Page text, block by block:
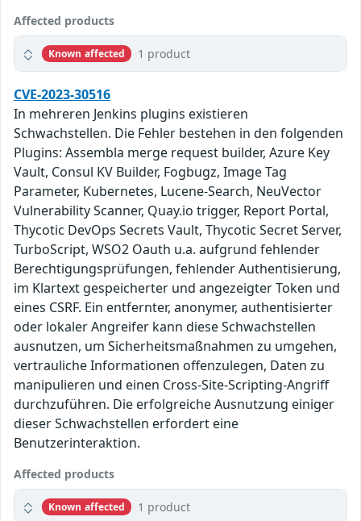
Affected products
Known affected 1 product
CVE-2023-30516
In mehreren Jenkins plugins existieren
Schwachstellen. Die Fehler bestehen in den folgenden
Plugins: Assembla merge request builder, Azure Key
Vault, Consul KV Builder, Fogbugz, Image Tag
Parameter, Kubernetes, Lucene-Search, NeuVector
Vulnerability Scanner, Quay.io trigger, Report Portal,
Thycotic DevOps Secrets Vault, Thycotic Secret Server,
TurboScript, WSO2 Oauth u.a. aufgrund fehlender
Berechtigungsprüfungen, fehlender Authentisierung,
im Klartext gespeicherter und angezeigter Token und
eines CSRF. Ein entfernter, anonymer, authentisierter
oder lokaler Angreifer kann diese Schwachstellen
ausnutzen, um Sicherheitsmaßnahmen zu umgehen,
vertrauliche Informationen offenzulegen, Daten zu
manipulieren und einen Cross-Site-Scripting-Angriff
durchzuführen. Die erfolgreiche Ausnutzung einiger
dieser Schwachstellen erfordert eine
Benutzerinteraktion.
Affected products
Known affected 1 product